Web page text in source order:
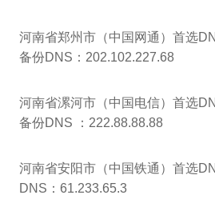
河南省郑州市（中国网通）首选
备份DNS：202.102.227.68
河南省漯河市（中国电信）首选
备份DNS ：222.88.88.88
河南省安阳市（中国铁通）首选
DNS：61.233.65.3